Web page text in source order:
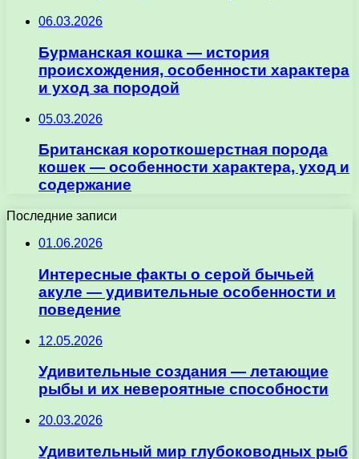
06.03.2026
Бурманская кошка — история
происхождения, особенности характера
и уход за породой
05.03.2026
Британская короткошерстная порода
кошек — особенности характера, уход и
содержание
Последние записи
01.06.2026
Интересные факты о серой бычьей
акуле — удивительные особенности и
поведение
12.05.2026
Удивительные создания — летающие
рыбы и их невероятные способности
20.03.2026
Удивительный мир глубоководных рыб